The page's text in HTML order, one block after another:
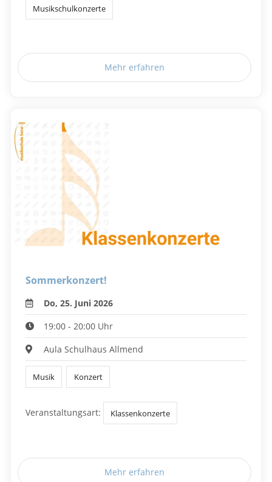
Musikschulkonzerte
Mehr erfahren
Sommerkonzert!
Do, 25. Juni 2026
19:00 - 20:00 Uhr
Aula Schulhaus Allmend
Musik Konzert
Veranstaltungsart: Klassenkonzerte
Mehr erfahren